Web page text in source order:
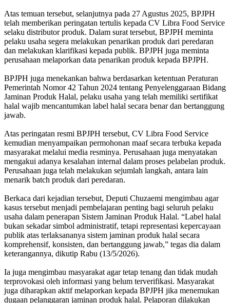
Atas temuan tersebut, selanjutnya pada 27 Agustus 2025, BPJPH
telah memberikan peringatan tertulis kepada CV Libra Food Service
selaku distributor produk. Dalam surat tersebut, BPJPH meminta
pelaku usaha segera melakukan penarikan produk dari peredaran
dan melakukan klarifikasi kepada publik. BPJPH juga meminta
perusahaan melaporkan data penarikan produk kepada BPJPH.
BPJPH juga menekankan bahwa berdasarkan ketentuan Peraturan
Pemerintah Nomor 42 Tahun 2024 tentang Penyelenggaraan Bidang
Jaminan Produk Halal, pelaku usaha yang telah memiliki sertifikat
halal wajib mencantumkan label halal secara benar dan bertanggung
jawab.
Atas peringatan resmi BPJPH tersebut, CV Libra Food Service
kemudian menyampaikan permohonan maaf secara terbuka kepada
masyarakat melalui media resminya. Perusahaan juga menyatakan
mengakui adanya kesalahan internal dalam proses pelabelan produk.
Perusahaan juga telah melakukan sejumlah langkah, antara lain
menarik batch produk dari peredaran.
Berkaca dari kejadian tersebut, Deputi Chuzaemi mengimbau agar
kasus tersebut menjadi pembelajaran penting bagi seluruh pelaku
usaha dalam penerapan Sistem Jaminan Produk Halal. “Label halal
bukan sekadar simbol administratif, tetapi representasi kepercayaan
publik atas terlaksananya sistem jaminan produk halal secara
komprehensif, konsisten, dan bertanggung jawab,” tegas dia dalam
keterangannya, dikutip Rabu (13/5/2026).
Ia juga mengimbau masyarakat agar tetap tenang dan tidak mudah
terprovokasi oleh informasi yang belum terverifikasi. Masyarakat
juga diharapkan aktif melaporkan kepada BPJPH jika menemukan
dugaan pelanggaran jaminan produk halal. Pelaporan dilakukan